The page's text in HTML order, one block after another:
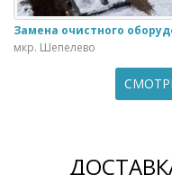
мкр. Шепелево